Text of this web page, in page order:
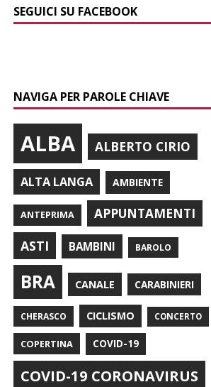
SEGUICI SU FACEBOOK
NAVIGA PER PAROLE CHIAVE
ALBA ALBERTO CIRIO
ALTA LANGA AMBIENTE
ANTEPRIMA
APPUNTAMENTI
ASTI
BAMBINI BAROLO
BRA CANALE CARABINIERI
CHERASCO CICLISMO CONCERTO
COPERTINA COVID-19
COVID-19 CORONAVIRUS